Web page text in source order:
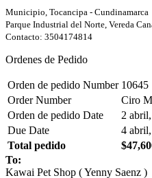
Municipio, Tocancipa - Cundinamarca
Parque Industrial del Norte, Vereda
Contacto: 3504174814
Ordenes de Pedido
Orden de pedido Number 10645
Order Number
Ciro
Orden de pedido Date
2
Due Date
4
Total pedido
To:
Kawai Pet Shop ( Yenny Saenz )